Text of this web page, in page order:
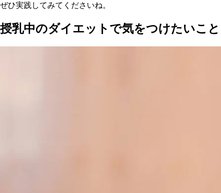
ぜひ実践してみてくださいね。
授乳中のダイエットで気をつけたいこと